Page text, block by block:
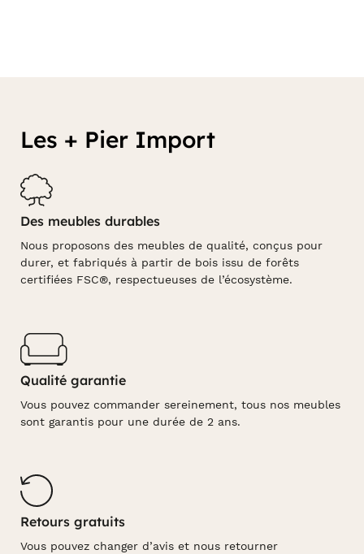
Les + Pier Import
Des meubles durables
Nous proposons des meubles de qualité, conçus pour
durer, et fabriqués à partir de bois issu de forêts
certifiées FSC®, respectueuses de l’écosystème.
Qualité garantie
Vous pouvez commander sereinement, tous nos meubles
sont garantis pour une durée de 2 ans.
Retours gratuits
Vous pouvez changer d’avis et nous retourner